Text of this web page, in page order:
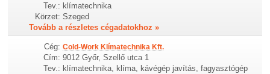
Tev.: klímatechnika
Körzet: Szeged
Tovább a részletes cégadatokhoz »
Cég: Cold-Work Klímatechnika Kft.
Cím: 9012 Győr, Szellő utca 1
Tev.: klímatechnika, klíma, kávégép javítás, fagyasztógép